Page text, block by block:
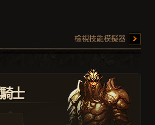
檢視技能模擬器
士